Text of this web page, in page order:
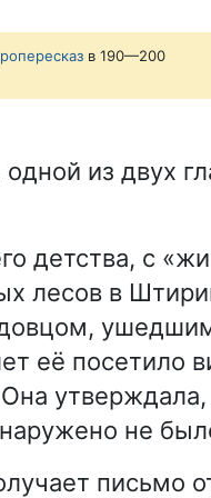
в 190—200
из двух
детства, с
лесов в
её посетило
не
письмо